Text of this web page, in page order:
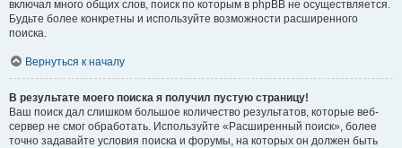
включал много общих слов, поиск по которым в phpBB не осуществляется.
Будьте более конкретны и используйте возможности расширенного
поиска.
Вернуться к началу
В результате моего поиска я получил пустую страницу!
Ваш поиск дал слишком большое количество результатов, которые веб-
сервер не смог обработать. Используйте «Расширенный поиск», более
точно задавайте условия поиска и форумы, на которых он должен быть